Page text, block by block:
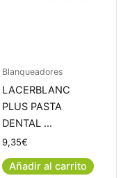
Blanqueadores
LACERBLANC
PLUS PASTA
DENTAL …
9,35€
Añadir al carrito